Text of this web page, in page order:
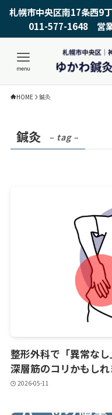
札幌市中央区南17条西
011-577-1648 営業
menu
HOME 鍼灸
鍼灸 – tag –
整形外科で「異常な
深層筋のコリかもしれ
2026-05-11